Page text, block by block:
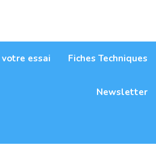
votre essai Fiches Techniques
Newsletter